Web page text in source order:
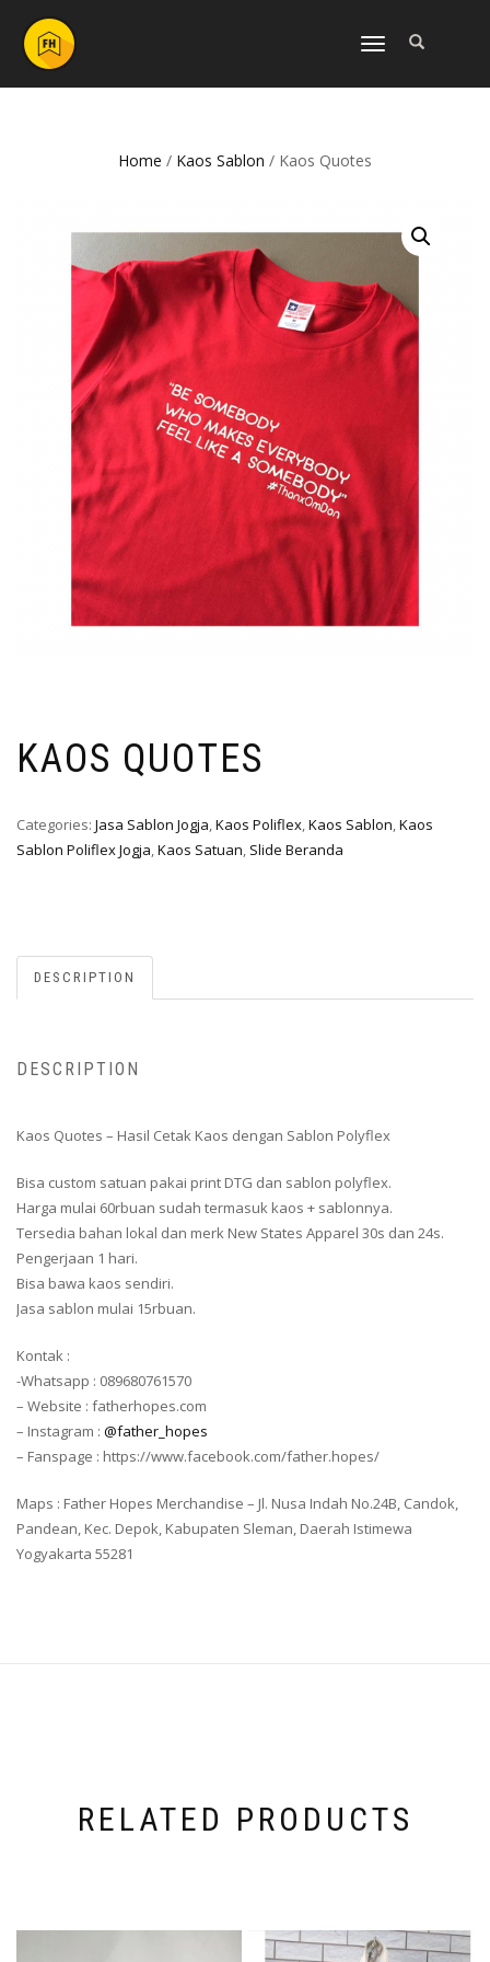
NAVIGASI
Home / Kaos Sablon / Kaos Quotes
KAOS QUOTES
Categories: Jasa Sablon Jogja,Kaos Poliflex,Kaos Sablon,Kaos
Sablon Poliflex Jogja,Kaos Satuan, Slide Beranda
DESCRIPTION
DESCRIPTION
Kaos Quotes – Hasil Cetak Kaos dengan Sablon Polyflex
Bisa custom satuan pakai print DTG dan sablon polyflex.
Harga mulai 60rbuan sudah termasuk kaos + sablonnya.
Tersedia bahan lokal dan merk New States Apparel 30s dan 24s.
Pengerjaan 1 hari.
Bisa bawa kaos sendiri.
Jasa sablon mulai 15rbuan.
Kontak :
-Whatsapp : 089680761570
– Website : fatherhopes.com
– Instagram : @father_hopes
– Fanspage : https://www.facebook.com/father.hopes/
Maps : Father Hopes Merchandise – Jl. Nusa Indah No.24B, Candok,
Pandean, Kec. Depok, Kabupaten Sleman, Daerah Istimewa
Yogyakarta 55281
RELATED PRODUCTS